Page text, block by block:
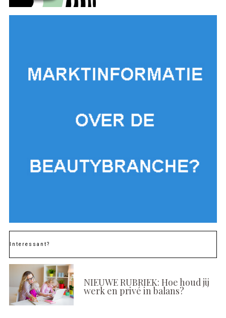
Interessant?
NIEUWE RUBRIEK: Hoe houd jij
werk en privé in balans?